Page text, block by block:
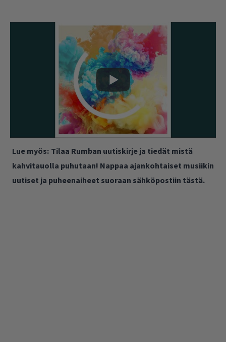
Lue myös: Tilaa Rumban uutiskirje ja tiedät mistä
kahvitauolla puhutaan! Nappaa ajankohtaiset musiikin
uutiset ja puheenaiheet suoraan sähköpostiin tästä.